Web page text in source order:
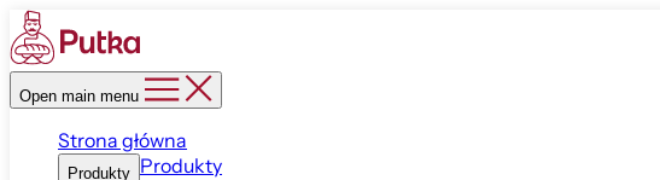
Open main menu
Strona główna
Produkty Produkty